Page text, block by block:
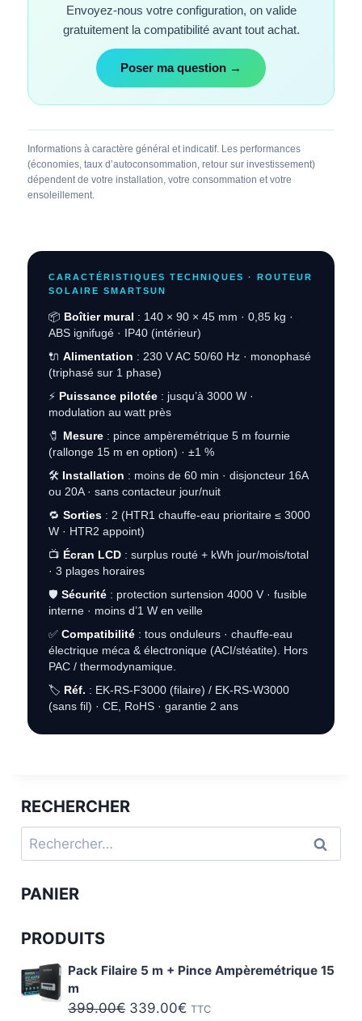
Envoyez-nous votre configuration, on valide
gratuitement la compatibilité avant tout achat.
Poser ma question →
Informations à caractère général et indicatif. Les performances
(économies, taux d’autoconsommation, retour sur investissement)
dépendent de votre installation, votre consommation et votre
ensoleillement.
CARACTÉRISTIQUES TECHNIQUES · ROUTEUR
SOLAIRE SMARTSUN
📦 Boîtier mural : 140 × 90 × 45 mm · 0,85 kg ·
ABS ignifugé · IP40 (intérieur)
🔌Alimentation : 230 V AC 50/60 Hz · monophasé
(triphasé sur 1 phase)
⚡ Puissance pilotée : jusqu’à 3000 W ·
modulation au watt près
🧷
Mesure : pince ampèremétrique 5 m fournie
(rallonge 15 m en option) · ±1 %
🛠️ Installation : moins de 60 min · disjoncteur 16A
ou 20A · sans contacteur jour/nuit
🔁Sorties : 2 (HTR1 chauffe-eau prioritaire ≤ 3000
W · HTR2 appoint)
📺 Écran LCD : surplus routé + kWh jour/mois/total
· 3 plages horaires
🛡️Sécurité : protection surtension 4000 V · fusible
interne · moins d’1 W en veille
✅Compatibilité : tous onduleurs · chauffe-eau
électrique méca & électronique (ACI/stéatite). Hors
PAC / thermodynamique.
🏷️ Réf. : EK-RS-F3000 (filaire) / EK-RS-W3000
(sans fil) · CE, RoHS · garantie 2 ans
RECHERCHER
Rechercher :
PANIER
PRODUITS
Pack Filaire 5 m + Pince Ampèremétrique 15
m
399.00€ Le
339.00€ Le
TTC